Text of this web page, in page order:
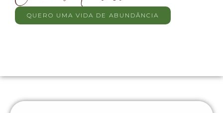
QUERO UMA VIDA DE ABUNDÂNCIA